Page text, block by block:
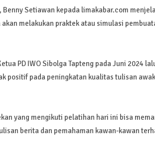
Benny Setiawan kepada limakabar.com
melakukan praktek atau simulasi
PD IWO Sibolga Tapteng pada Juni 2024
positif pada peningkatan kualitas tulisan
yang mengikuti pelatihan hari ini bisa
berita dan pemahaman kawan-kawan